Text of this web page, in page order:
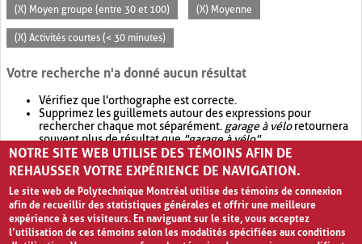
(X) Moyen groupe (entre 30 et 100) (X) Moyenne
(X) Activités courtes (< 30 minutes)
Votre recherche n'a donné aucun résultat
Vérifiez que l'orthographe est correcte.
Supprimez les guillemets autour des expressions pour
rechercher chaque mot séparément. garage à véloretournera
souvent plus de résultat que"garage à vélo".
Envisagez d'élargir votre recherche avec OR.garage OR vélo
retournera souvent plus de résultat quegarage à vélo
NOTRE SITE WEB UTILISE DES TÉMOINS AFIN DE
REHAUSSER VOTRE EXPÉRIENCE DE NAVIGATION.
Le site web de Polytechnique Montréal utilise des témoins de connexion
afin de recueillir des statistiques générales et offrir une meilleure
expérience à ses visiteurs. En naviguant sur le site, vous acceptez
l’utilisation de ces témoins selon les modalités spécifiées aux conditions